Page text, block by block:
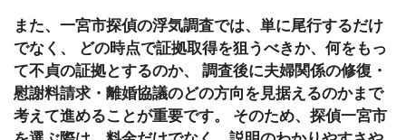
また、一宮市探偵の浮気調査では、単に尾行するだけ
でなく、 どの時点で証拠取得を狙うべきか、何をもっ
て不貞の証拠とするのか、 調査後に夫婦関係の修復・
慰謝料請求・離婚協議のどの方向を見据えるのかまで
考えて進めることが重要です。 そのため、探偵一宮市